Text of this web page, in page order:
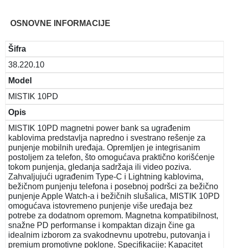
OSNOVNE INFORMACIJE
Šifra
38.220.10
Model
MISTIK 10PD
Opis
MISTIK 10PD magnetni power bank sa ugrađenim
kablovima predstavlja napredno i svestrano rešenje za
punjenje mobilnih uređaja. Opremljen je integrisanim
postoljem za telefon, što omogućava praktično korišćenje
tokom punjenja, gledanja sadržaja ili video poziva.
Zahvaljujući ugrađenim Type-C i Lightning kablovima,
bežičnom punjenju telefona i posebnoj podršci za bežično
punjenje Apple Watch-a i bežičnih slušalica, MISTIK 10PD
omogućava istovremeno punjenje više uređaja bez
potrebe za dodatnom opremom. Magnetna kompatibilnost,
snažne PD performanse i kompaktan dizajn čine ga
idealnim izborom za svakodnevnu upotrebu, putovanja i
premium promotivne poklone. Specifikacije: Kapacitet